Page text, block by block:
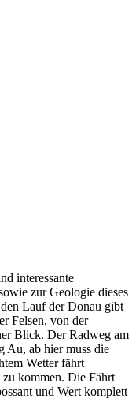
interessante
zur Geologie dieses
Lauf der Donau gibt
Felsen, von der
Blick. Der Radweg am
Au, ab hier muss die
Wetter fährt
kommen. Die Fährt
und Wert komplett